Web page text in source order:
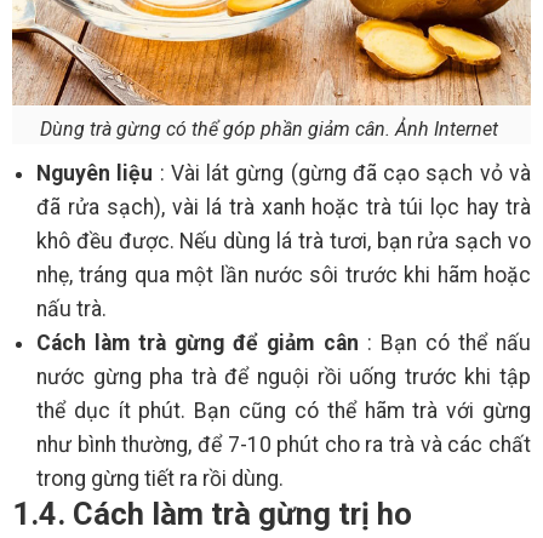
Dùng trà gừng có thể góp phần giảm cân. Ảnh Internet
Nguyên liệu : Vài lát gừng (gừng đã cạo sạch vỏ và
đã rửa sạch), vài lá trà xanh hoặc trà túi lọc hay trà
khô đều được. Nếu dùng lá trà tươi, bạn rửa sạch vo
nhẹ, tráng qua một lần nước sôi trước khi hãm hoặc
nấu trà.
Cách làm trà gừng để giảm cân : Bạn có thể nấu
nước gừng pha trà để nguội rồi uống trước khi tập
thể dục ít phút. Bạn cũng có thể hãm trà với gừng
như bình thường, để 7-10 phút cho ra trà và các chất
trong gừng tiết ra rồi dùng.
1.4. Cách làm trà gừng trị ho